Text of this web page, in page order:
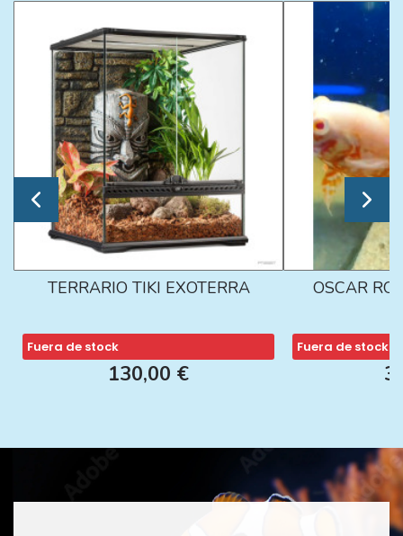
TERRARIO TIKI EXOTERRA
Fuera de stock
130,00 €
OSCAR
Fuera de stock